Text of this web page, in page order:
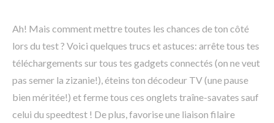
Ah! Mais comment mettre toutes les chances de ton côté
lors du test ? Voici quelques trucs et astuces: arrête tous tes
téléchargements sur tous tes gadgets connectés (on ne veut
pas semer la zizanie!), éteins ton décodeur TV (une pause
bien méritée!) et ferme tous ces onglets traîne-savates sauf
celui du speedtest ! De plus, favorise une liaison filaire